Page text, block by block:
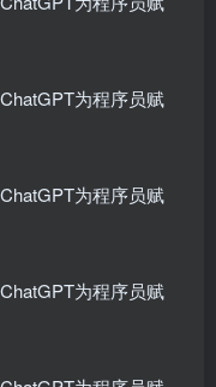
为程序员赋
为程序员赋
为程序员赋